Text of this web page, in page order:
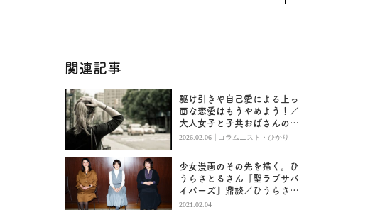
関連記事
駆け引きや自己愛による上っ
面な恋愛はもうやめよう！／
大人女子と子共おばさんの恋
愛の違い
2026.02.06 | コラムニスト・ひかり
少女漫画のその先を描く。ひ
うらさとるさん『聖ラブサバ
イバーズ』鼎談／ひうらさと
る・紫原明子・芳麗
2021.02.04